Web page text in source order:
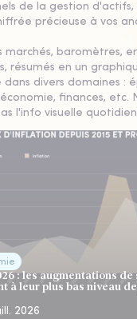
de la gestion d'actifs,
précieuse à vos
marchés, baromètres,
résumés en un
divers domaines :
finances, etc.
l'info visuelle
: les augmentations
à leur plus bas niveau
2026